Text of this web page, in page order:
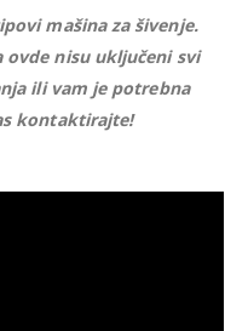
mašina za šivenje.
ovde nisu uključeni svi
ili vam je potrebna
kontaktirajte!